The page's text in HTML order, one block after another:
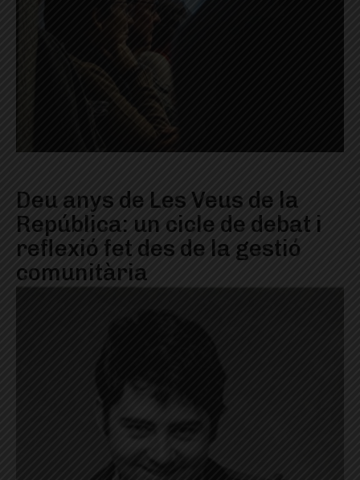
Deu anys de Les Veus de la
República: un cicle de debat i
reflexió fet des de la gestió
comunitària